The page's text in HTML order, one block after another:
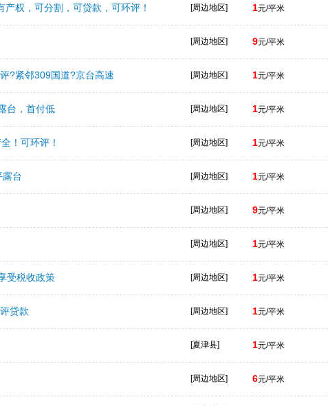
权，可分割，可贷款，可环评！ [周边地区] 1元/平米
[周边地区] 9元/平米
?紧邻309国道?京台高速 [周边地区] 1元/平米
台，首付低 [周边地区] 1元/平米
！可环评！ [周边地区] 1元/平米
露台 [周边地区] 1元/平米
[周边地区] 9元/平米
[周边地区] 1元/平米
受税收政策 [周边地区] 1元/平米
贷款 [周边地区] 1元/平米
[夏津县] 1元/平米
[周边地区] 6元/平米